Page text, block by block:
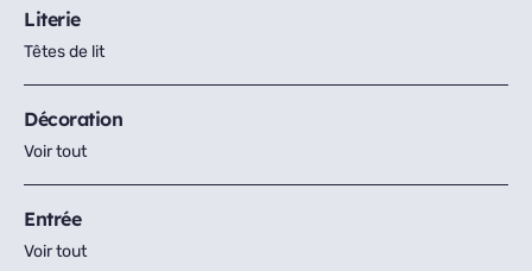
Literie
Têtes de lit
Décoration
Voir tout
Entrée
Voir tout